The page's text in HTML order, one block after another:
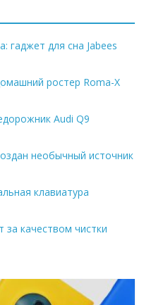
гаджет для сна Jabees
ростер Roma-X
Audi Q9
необычный источник
клавиатура
качеством чистки